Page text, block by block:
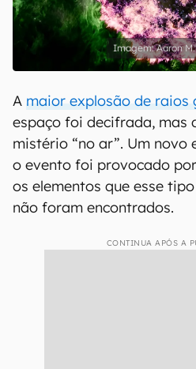
Aaron
A maior explosão de raios
espaço foi decifrada, mas
mistério “no ar”. Um novo
o evento foi provocado
os elementos que esse
não foram encontrados.
CONTINUA APÓS A